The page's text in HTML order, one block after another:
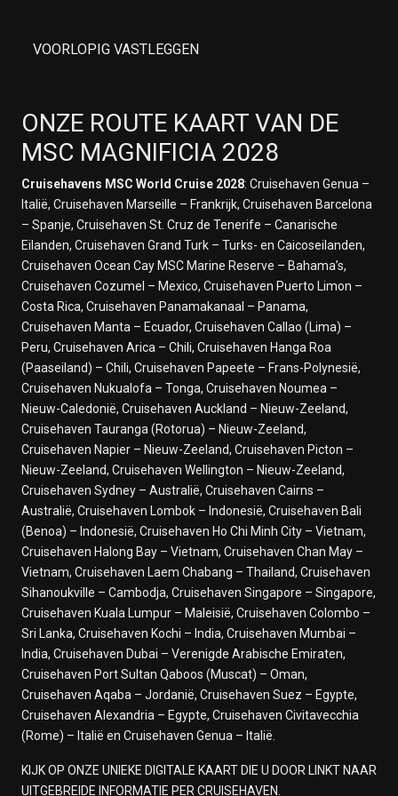
4 februari 2028
Hanga Roa
6 februari 2028
Op Zee
Bounty Bay Passage, Pitcaim
9 februari 2028
Op Zee
12 februari 2028
13 februari 2028
14 februari 2028
15 februari 2028
Op Zee
16 februari 2028
17 februari 2028
Op Zee
20 februari 2028
21 februari 2028
Op Zee
22 februari 2028
VOORLOPIG VASTLEGGEN
ONZE ROUTE KAART VAN DE
MSC MAGNIFICIA 2028
Cruisehavens MSC World Cruise 2028: Cruisehaven Genua –
Italië, Cruisehaven Marseille – Frankrijk, Cruisehaven Barcelona
– Spanje, Cruisehaven St. Cruz de Tenerife – Canarische
Eilanden, Cruisehaven Grand Turk – Turks- en Caicoseilanden,
Cruisehaven Ocean Cay MSC Marine Reserve – Bahama’s,
Cruisehaven Cozumel – Mexico, Cruisehaven Puerto Limon –
Costa Rica, Cruisehaven Panamakanaal – Panama,
Cruisehaven Manta – Ecuador, Cruisehaven Callao (Lima) –
Peru, Cruisehaven Arica – Chili, Cruisehaven Hanga Roa
(Paaseiland) – Chili, Cruisehaven Papeete – Frans-Polynesië,
Cruisehaven Nukualofa – Tonga, Cruisehaven Noumea –
Nieuw-Caledonië, Cruisehaven Auckland – Nieuw-Zeeland,
Cruisehaven Tauranga (Rotorua) – Nieuw-Zeeland,
Cruisehaven Napier – Nieuw-Zeeland, Cruisehaven Picton –
Nieuw-Zeeland, Cruisehaven Wellington – Nieuw-Zeeland,
Cruisehaven Sydney – Australië, Cruisehaven Cairns –
Australië, Cruisehaven Lombok – Indonesië, Cruisehaven Bali
(Benoa) – Indonesië, Cruisehaven Ho Chi Minh City – Vietnam,
Cruisehaven Halong Bay – Vietnam, Cruisehaven Chan May –
Vietnam, Cruisehaven Laem Chabang – Thailand, Cruisehaven
Sihanoukville – Cambodja, Cruisehaven Singapore – Singapore,
Cruisehaven Kuala Lumpur – Maleisië, Cruisehaven Colombo –
Sri Lanka, Cruisehaven Kochi – India, Cruisehaven Mumbai –
India, Cruisehaven Dubai – Verenigde Arabische Emiraten,
Cruisehaven Port Sultan Qaboos (Muscat) – Oman,
Cruisehaven Aqaba – Jordanië, Cruisehaven Suez – Egypte,
Cruisehaven Alexandria – Egypte, Cruisehaven Civitavecchia
(Rome) – Italië en Cruisehaven Genua – Italië.
KIJK OP ONZE UNIEKE DIGITALE KAART DIE U DOOR LINKT NAAR
UITGEBREIDE INFORMATIE PER CRUISEHAVEN.